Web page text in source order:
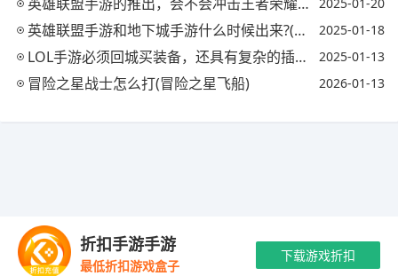
英雄联盟手游和地下城手游什么时候出来?(英雄联盟手游都出了地下城什么时候出) 2025-01-18
LOL手游必须回城买装备，还具有复杂的插眼操作，如何评价这些设定? 2025-01-13
冒险之星战士怎么打(冒险之星飞船) 2026-01-13
折扣手游手游
最低折扣游戏盒子
下载游戏折扣
Copyright © 2021-2035 玖梦手游 版权所有 网站备案号：
2024039155号-2抵制不良游戏 拒绝盗版游戏 注意自我保护 谨防受骗上
当 适度游戏益脑 沉迷游戏伤身 合理安排时间
最新资讯